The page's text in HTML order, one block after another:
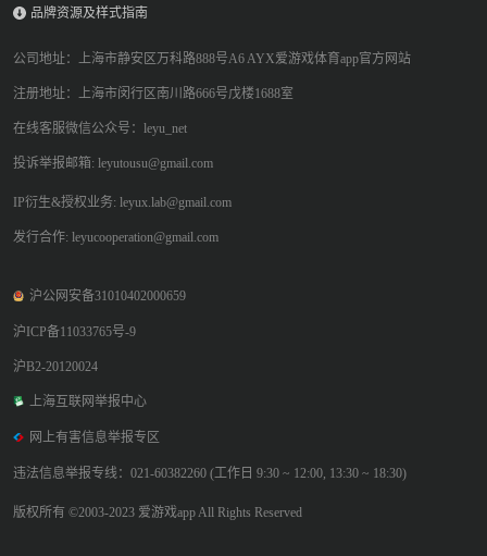
品牌资源及样式指南
公司地址：上海市静安区万科路888号A6 AYX爱游戏体育app官方网站
注册地址：上海市闵行区南川路666号戊楼1688室
在线客服微信公众号：leyu_net
投诉举报邮箱: leyutousu@gmail.com
IP衍生&授权业务: leyux.lab@gmail.com
发行合作: leyucooperation@gmail.com
沪公网安备31010402000659
沪ICP备11033765号-9
沪B2-20120024
上海互联网举报中心
网上有害信息举报专区
违法信息举报专线：021-60382260 (工作日 9:30 ~ 12:00, 13:30 ~ 18:30)
版权所有 ©2003-2023 爱游戏app All Rights Reserved